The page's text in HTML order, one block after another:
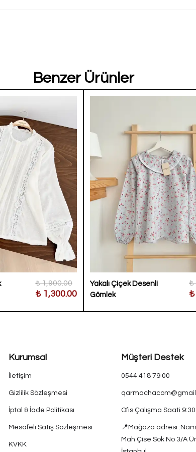
Benzer Ürünler
₺ 1,900.00
₺ 1,300.00
Yakalı Çiçek Desenli
Gömlek
₺
₺
Kurumsal
İletişim
Gizlilik Sözleşmesi
İptal & İade Politikası
Mesafeli Satış Sözleşmesi
KVKK
Müşteri Destek
0544 418 79 00
Ofis Çalışma Saati
📍Mağaza adresi
Mah Çise Sok No 3/A